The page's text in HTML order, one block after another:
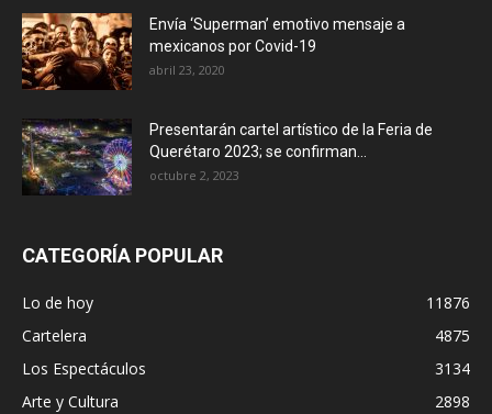
Envía ‘Superman’ emotivo mensaje a
mexicanos por Covid-19
abril 23, 2020
Presentarán cartel artístico de la Feria de
Querétaro 2023; se confirman...
octubre 2, 2023
CATEGORÍA POPULAR
Lo de hoy
11876
Cartelera
4875
Los Espectáculos
3134
Arte y Cultura
2898